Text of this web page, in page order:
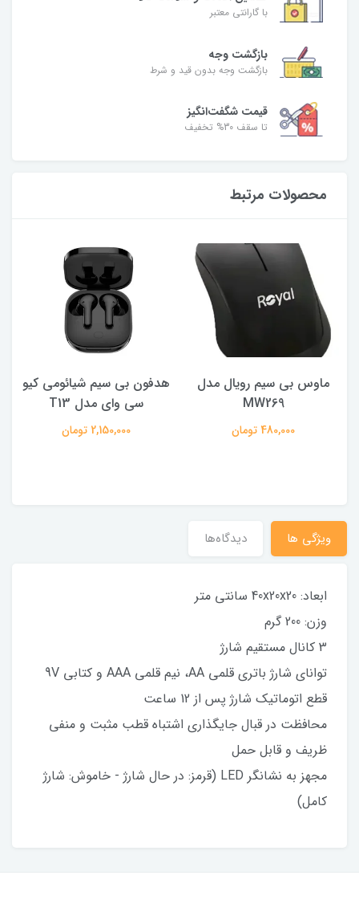
با گارانتی معتبر
بازگشت وجه
بازگشت وجه بدون قید و شرط
قیمت شگفت‌انگیز
تا سقف 30% تخفیف
محصولات مرتبط
ماوس بی سیم رویال مدل
MW269
480,000 تومان
هدفون بی سیم شیائومی کیو
سی وای مدل T13
2,150,000 تومان
ویژگی ها دیدگاه‌ها
ابعاد: 40x20x20 سانتی متر
وزن: 200 گرم
3 کانال مستقیم شارژ
توانای شارژ باتری قلمی AA، نیم قلمی AAA و کتابی 9V
قطع اتوماتیک شارژ پس از 12 ساعت
محافظت در قبال جایگذاری اشتباه قطب مثبت و منفی
ظریف و قابل حمل
مجهز به نشانگر LED (قرمز: در حال شارژ - خاموش: شارژ
کامل)